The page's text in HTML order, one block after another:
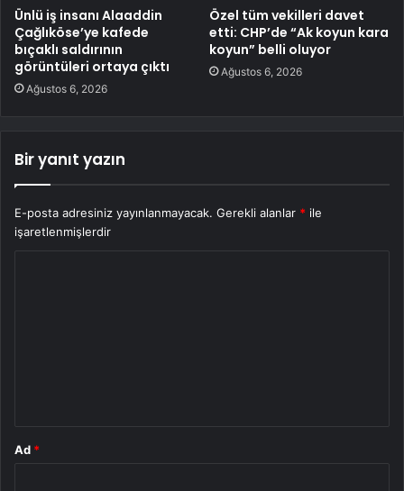
Ünlü iş insanı Alaaddin
Çağlıköse’ye kafede
bıçaklı saldırının
görüntüleri ortaya çıktı
Ağustos 6, 2026
Özel tüm vekilleri davet
etti: CHP’de “Ak koyun kara
koyun” belli oluyor
Ağustos 6, 2026
Bir yanıt yazın
E-posta adresiniz yayınlanmayacak. Gerekli alanlar * ile
işaretlenmişlerdir
Ad *